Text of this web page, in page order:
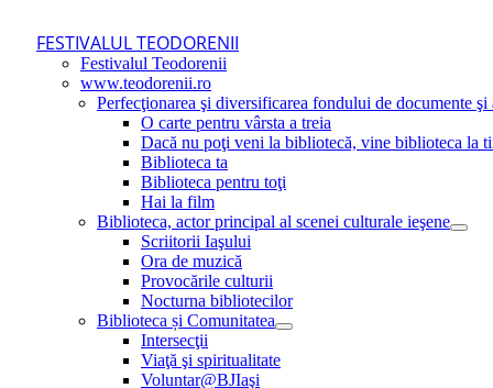
FESTIVALUL TEODORENII
Festivalul Teodorenii
www.teodorenii.ro
Perfecţionarea şi diversificarea fondului de documente
O carte pentru vârsta a treia
Dacă nu poţi veni la bibliotecă, vine biblioteca la
Biblioteca ta
Biblioteca pentru toţi
Hai la film
Biblioteca, actor principal al scenei culturale ieşene
Scriitorii Iaşului
Ora de muzică
Provocările culturii
Nocturna bibliotecilor
Biblioteca și Comunitatea
Intersecţii
Viaţă şi spiritualitate
Voluntar@BJIaşi